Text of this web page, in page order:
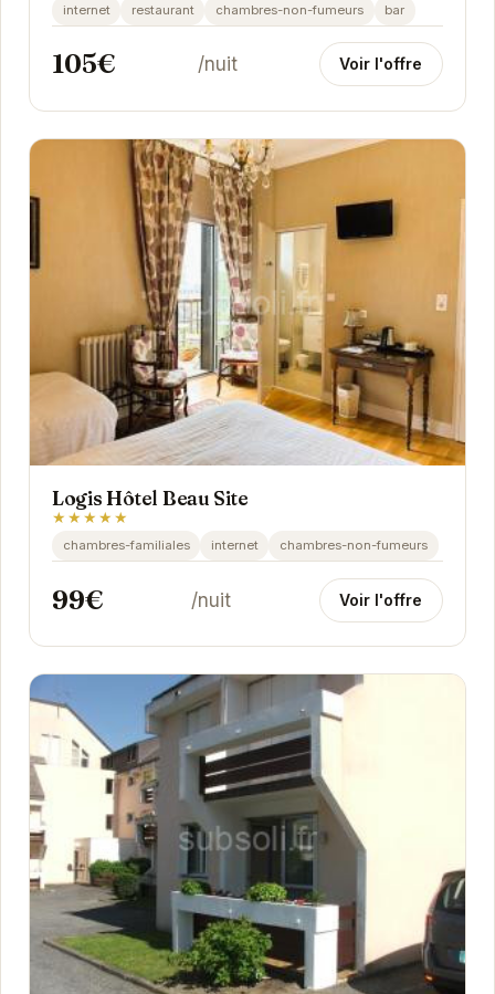
internet
restaurant chambres-non-fumeurs bar
105€ /nuit Voir l'offre
Logis Hôtel Beau Site
★★★★★
chambres-familiales internet chambres-non-fumeurs
99€ /nuit Voir l'offre